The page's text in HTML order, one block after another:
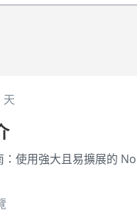
天
使用強大且易擴展的